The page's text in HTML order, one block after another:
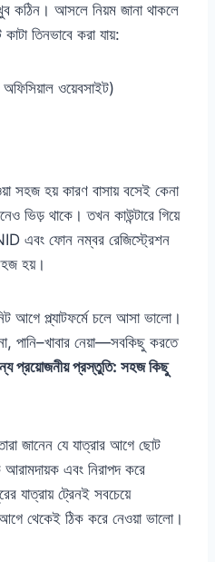
কঠিন। আসলে নিয়ম জানা থাকলে
তিনভাবে করা যায়:
ওয়েবসাইট)
সহজ হয় কারণ বাসায় বসেই কেনা
ভিড় থাকে। তখন কাউন্টারে গিয়ে
এবং ফোন নম্বর রেজিস্ট্রেশন
হয়।
আগে প্ল্যাটফর্মে চলে আসা ভালো।
পানি–খাবার নেয়া—সবকিছু করতে
প্রয়োজনীয় প্রস্তুতি: সহজ কিছু
জানেন যে যাত্রার আগে ছোট
এবং নিরাপদ করে
যাত্রায় ট্রেনই সবচেয়ে
থেকেই ঠিক করে নেওয়া ভালো।